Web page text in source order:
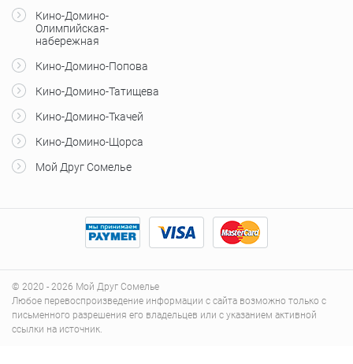
Кино-Домино-
Олимпийская-
набережная
Кино-Домино-Попова
Кино-Домино-Татищева
Кино-Домино-Ткачей
Кино-Домино-Щорса
Мой Друг Сомелье
© 2020 - 2026 Мой Друг Сомелье
Любое перевоспроизведение информации с сайта возможно только с
письменного разрешения его владельцев или с указанием активной
ссылки на источник.